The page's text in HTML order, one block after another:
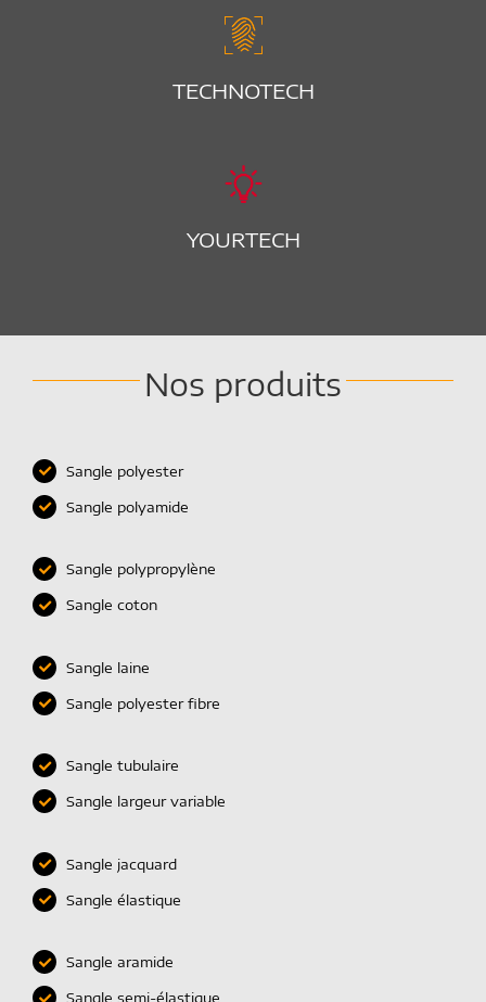
TECHNOTECH
YOURTECH
Nos produits
Sangle polyester
Sangle polyamide
Sangle polypropylène
Sangle coton
Sangle laine
Sangle polyester fibre
Sangle tubulaire
Sangle largeur variable
Sangle jacquard
Sangle élastique
Sangle aramide
Sangle semi-élastique